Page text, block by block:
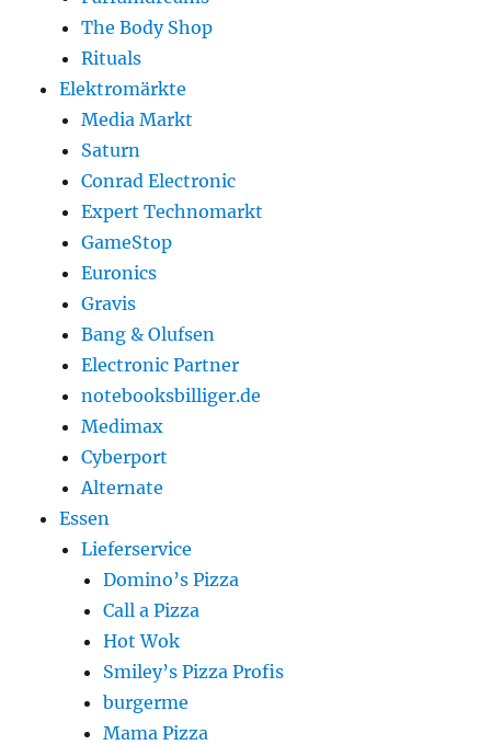
The Body Shop
Rituals
Elektromärkte
Media Markt
Saturn
Conrad Electronic
Expert Technomarkt
GameStop
Euronics
Gravis
Bang & Olufsen
Electronic Partner
notebooksbilliger.de
Medimax
Cyberport
Alternate
Essen
Lieferservice
Domino’s Pizza
Call a Pizza
Hot Wok
Smiley’s Pizza Profis
burgerme
Mama Pizza